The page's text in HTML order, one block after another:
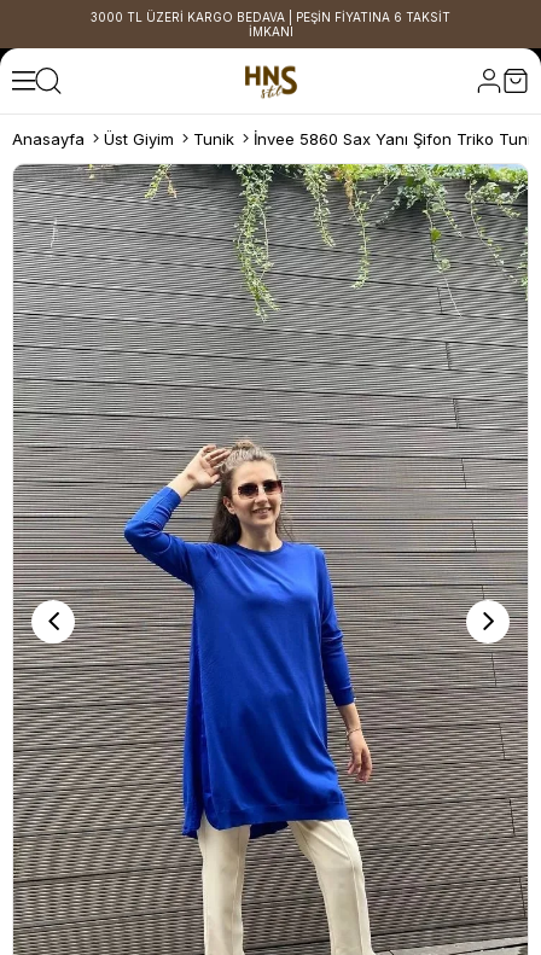
3000 TL ÜZERİ KARGO BEDAVA | PEŞİN FİYATINA 6 TAKSİT
İMKANI
Anasayfa Üst Giyim Tunik İnvee 5860 Sax Yanı Şifon Triko Tunik